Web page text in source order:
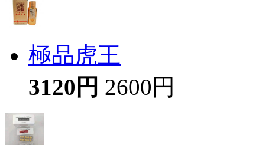
極品虎王
3120円 2600円